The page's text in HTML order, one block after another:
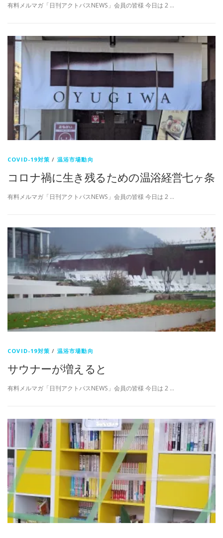
有料メルマガ「日刊アクトパスNEWS」会員の皆様 今日は 2 …
COVID-19対策 / 温浴市場動向
コロナ禍に生き残るための温浴経営七ヶ条
有料メルマガ「日刊アクトパスNEWS」会員の皆様 今日は 2 …
COVID-19対策 / 温浴市場動向
サウナーが増えると
有料メルマガ「日刊アクトパスNEWS」会員の皆様 今日は 2 …